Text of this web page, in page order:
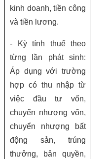
kinh doanh, tiền công
và tiền lương.
- Kỳ tính thuế theo
từng lần phát sinh:
Áp dụng với trường
hợp có thu nhập từ
việc đầu tư vốn,
chuyển nhượng vốn,
chuyển nhượng bất
động sản, trúng
thưởng, bản quyền,